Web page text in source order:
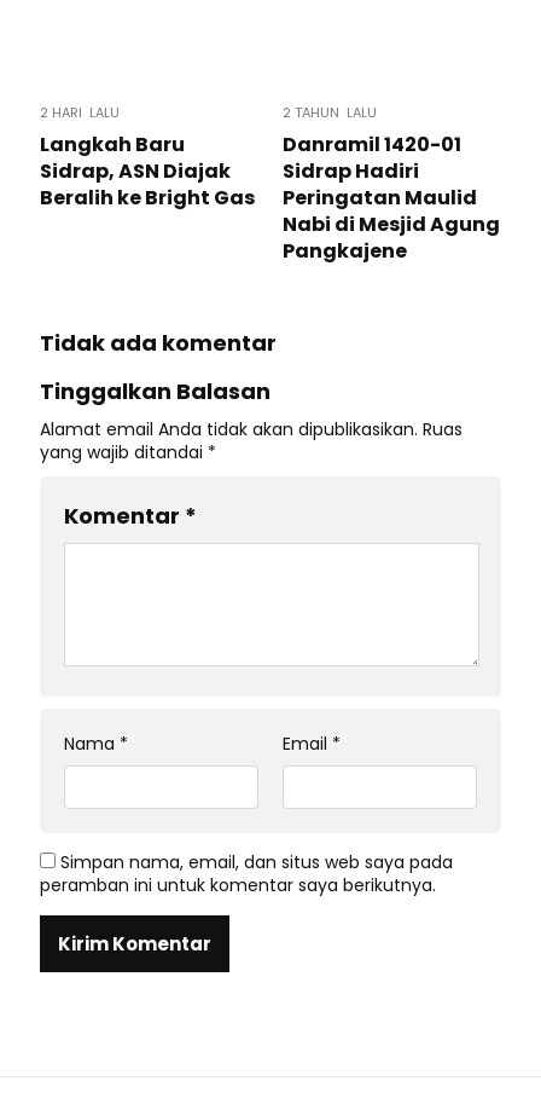
2 HARI LALU
Langkah Baru
Sidrap, ASN Diajak
Beralih ke Bright Gas
2 TAHUN LALU
Danramil 1420-01
Sidrap Hadiri
Peringatan Maulid
Nabi di Mesjid Agung
Pangkajene
Tidak ada komentar
Tinggalkan Balasan
Alamat email Anda tidak akan dipublikasikan. Ruas
yang wajib ditandai *
Komentar *
Nama * Email *
Simpan nama, email, dan situs web saya pada
peramban ini untuk komentar saya berikutnya.